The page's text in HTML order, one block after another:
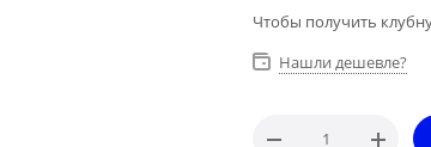
Чтобы получить
Нашли дешевле?